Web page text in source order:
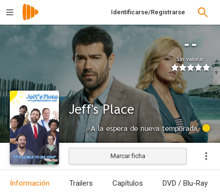
Identificarse/Registrarse
--
Sin valorar
Jeff's Place
A la espera de nueva temporada
Marcar ficha
Información Trailers Capítulos DVD / Blu-Ray